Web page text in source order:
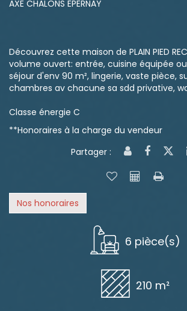
AXE CHALONS EPERNAY
Découvrez cette maison de PLAIN PIED
volume ouvert: entrée, cuisine équipée
séjour d'env 90 m², lingerie, vaste pièce,
chambres av chacune sa sdd privative,
Classe énergie C
**Honoraires à la charge du vendeur
Partager :
Nos honoraires
6 pièce(s)
210 m²